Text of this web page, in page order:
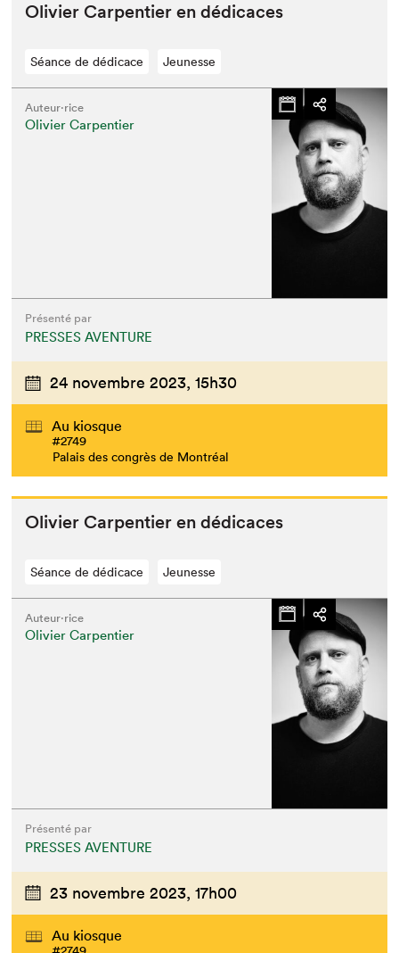
Olivi­er Car­pen­tier en dédicaces
Séance de dédicace Jeunesse
Auteur·rice
Olivier Carpentier
Présenté par
PRESSES AVENTURE
24 novembre 2023, 15h30
Au kiosque
#2749
Palais des congrès de Montréal
Olivi­er Car­pen­tier en dédicaces
Séance de dédicace Jeunesse
Auteur·rice
Olivier Carpentier
Présenté par
PRESSES AVENTURE
23 novembre 2023, 17h00
Au kiosque